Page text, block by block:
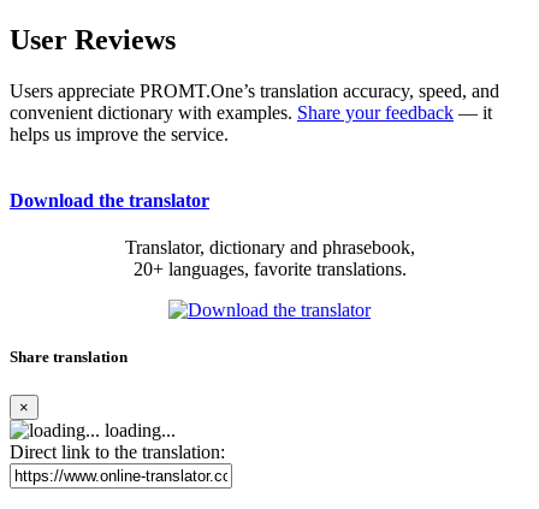
User Reviews
Users appreciate PROMT.One’s translation accuracy, speed, and
convenient dictionary with examples. Share your feedback — it
helps us improve the service.
Download the translator
Translator, dictionary and phrasebook,
20+ languages, favorite translations.
Share translation
×
loading...
Direct link to the translation: